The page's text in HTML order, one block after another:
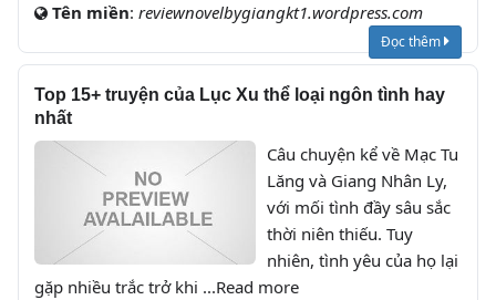
Tên miền: reviewnovelbygiangkt1.wordpress.com
Đọc thêm
Top 15+ truyện của Lục Xu thể loại ngôn tình hay
nhất
Câu chuyện kể về Mạc Tu
Lăng và Giang Nhân Ly,
với mối tình đầy sâu sắc
thời niên thiếu. Tuy
nhiên, tình yêu của họ lại
gặp nhiều trắc trở khi ...Read more